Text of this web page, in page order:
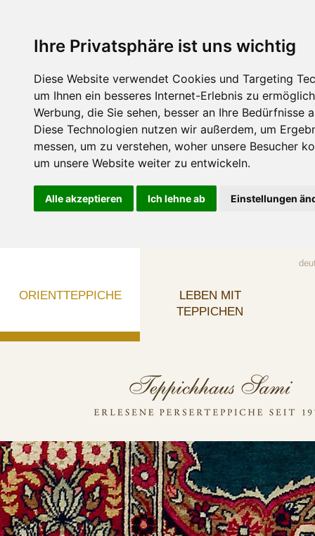
Ihre Privatsphäre ist uns wichtig
Diese Website verwendet Cookies und Targeting
um Ihnen ein besseres Internet-Erlebnis zu
Werbung, die Sie sehen, besser an Ihre Bedürfnisse
Diese Technologien nutzen wir außerdem, um
messen, um zu verstehen, woher unsere Besucher
um unsere Website weiter zu entwickeln.
Alle akzeptieren Ich lehne ab Einstellungen
ORIENTTEPPICHE
LEBEN MIT
TEPPICHEN